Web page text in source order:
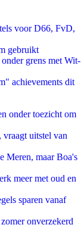
voor D66, FvD,
gebruikt
grens met Wit-
achievements dit
onder toezicht om
uitstel van
Meren, maar Boa's
meer met oud en
sparen vanaf
onverzekerd